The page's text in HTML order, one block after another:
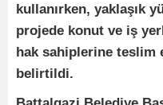
kullanırken, yaklaşık
projede konut ve iş
hak sahiplerine teslim
belirtildi.